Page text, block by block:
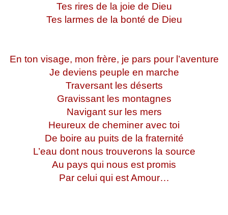
Tes rires de la joie de Dieu
Tes larmes de la bonté de Dieu
En ton visage, mon frère, je pars pour l’aventure
Je deviens peuple en marche
Traversant les déserts
Gravissant les montagnes
Navigant sur les mers
Heureux de cheminer avec toi
De boire au puits de la fraternité
L’eau dont nous trouverons la source
Au pays qui nous est promis
Par celui qui est Amour…